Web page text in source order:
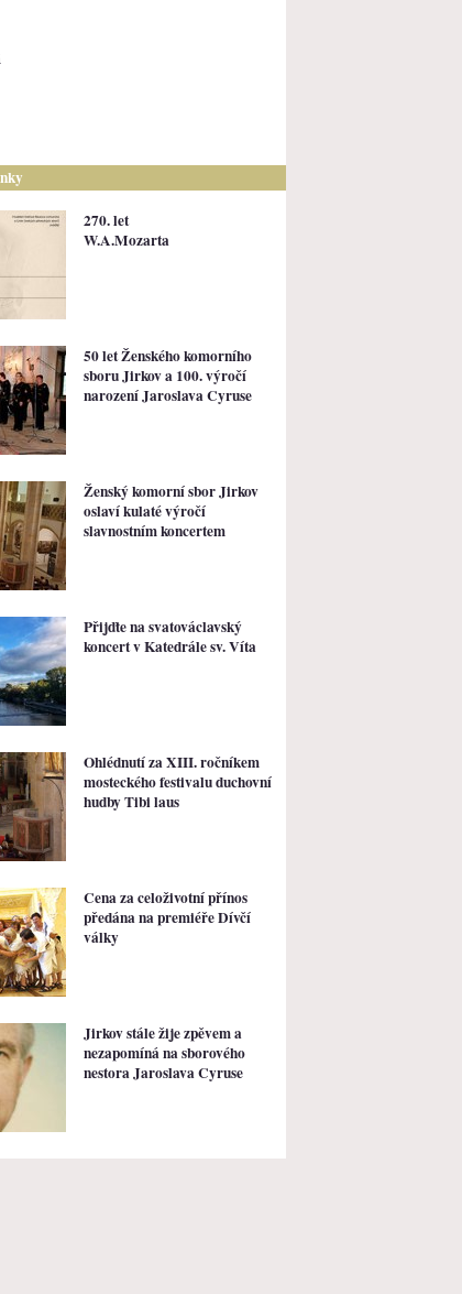
270. let
W.A.Mozarta
50 let Ženského komorního
sboru Jirkov a 100. výročí
narození Jaroslava Cyruse
Ženský komorní sbor Jirkov
oslaví kulaté výročí
slavnostním koncertem
Přijďte na svatováclavský
koncert v Katedrále sv. Víta
Ohlédnutí za XIII. ročníkem
mosteckého festivalu duchovní
hudby Tibi laus
Cena za celoživotní přínos
předána na premiéře Dívčí
války
Jirkov stále žije zpěvem a
nezapomíná na sborového
nestora Jaroslava Cyruse